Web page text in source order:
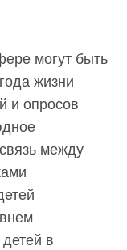
могут быть
жизни
и опросов
между
в